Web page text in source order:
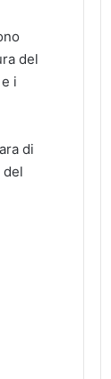
del
i
di
del